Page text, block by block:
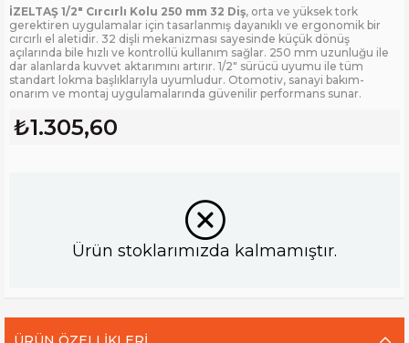
İZELTAŞ 1/2" Cırcırlı Kolu 250 mm 32 Diş, orta ve yüksek tork
gerektiren uygulamalar için tasarlanmış dayanıklı ve ergonomik bir
cırcırlı el aletidir. 32 dişli mekanizması sayesinde küçük dönüş
açılarında bile hızlı ve kontrollü kullanım sağlar. 250 mm uzunluğu ile
dar alanlarda kuvvet aktarımını artırır. 1/2" sürücü uyumu ile tüm
standart lokma başlıklarıyla uyumludur. Otomotiv, sanayi bakım-
onarım ve montaj uygulamalarında güvenilir performans sunar.
₺1.305,60
Ürün stoklarımızda kalmamıştır.